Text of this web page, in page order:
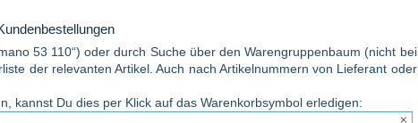
53 110“) oder durch Suche über den Warengruppenbaum (nicht bei
der relevanten Artikel. Auch nach Artikelnummern von Lieferant oder
kannst Du dies per Klick auf das Warenkorbsymbol erledigen: